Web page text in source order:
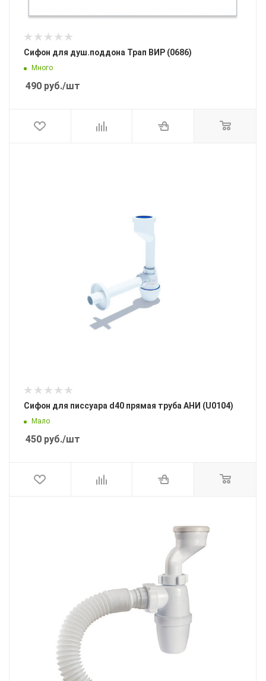
Сифон для душ.поддона Трап ВИР (0686)
Много
490 руб./шт
Сифон для писсуара d40 прямая труба АНИ (U0104)
Мало
450 руб./шт